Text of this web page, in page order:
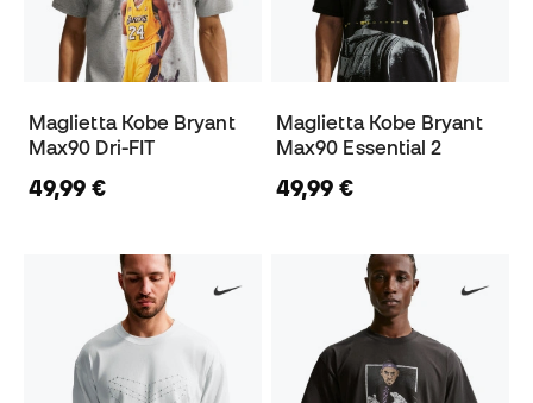
Maglietta Kobe Bryant
Max90 Dri-FIT
49,99 €
Maglietta Kobe Bryant
Max90 Essential 2
49,99 €